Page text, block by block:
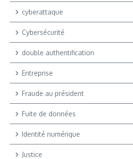
cyberattaque
Cybersécurité
double authentification
Entreprise
Fraude au président
Fuite de données
Identité numérique
Justice